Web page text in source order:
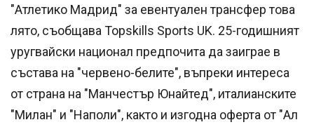
"Атлетико Мадрид" за евентуален трансфер това
лято, съобщава Topskills Sports UK. 25-годишният
уругвайски национал предпочита да заиграе в
състава на "червено-белите", въпреки интереса
от страна на "Манчестър Юнайтед", италианските
"Милан" и "Наполи", както и изгодна оферта от "Ал